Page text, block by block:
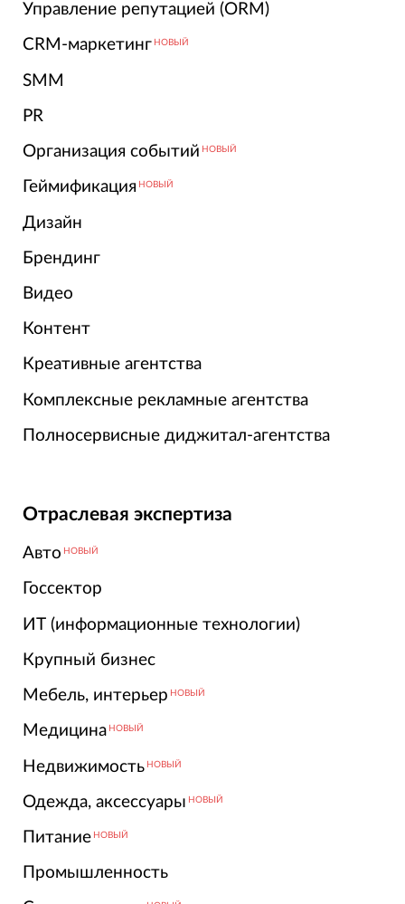
Управление репутацией (ORM)
CRM-маркетинг НОВЫЙ
SMM
PR
Организация событий НОВЫЙ
Геймификация НОВЫЙ
Дизайн
Брендинг
Видео
Контент
Креативные агентства
Комплексные рекламные агентства
Полносервисные диджитал-агентства
Отраслевая экспертиза
Авто НОВЫЙ
Госсектор
ИТ (информационные технологии)
Крупный бизнес
Мебель, интерьер НОВЫЙ
Медицина НОВЫЙ
Недвижимость НОВЫЙ
Одежда, аксессуары НОВЫЙ
Питание НОВЫЙ
Промышленность